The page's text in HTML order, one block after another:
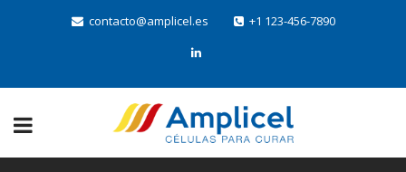
contacto@amplicel.es +1 123-456-7890